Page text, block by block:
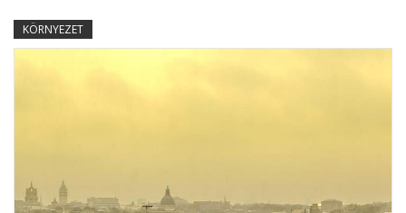
KÖRNYEZET